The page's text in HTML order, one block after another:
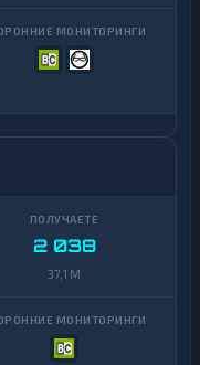
2 038
37,1 M